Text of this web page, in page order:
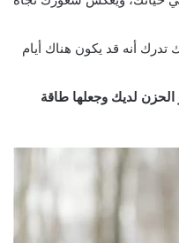
أنه قد يكون هناك أيام
لديك وجعلها طاقة